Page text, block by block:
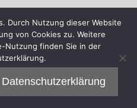
Durch Nutzung dieser Website
von Cookies zu. Weitere
Nutzung finden Sie in der
Datenschutzerklärung